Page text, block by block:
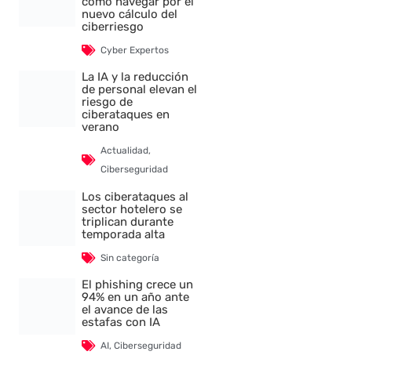
nuevo cálculo del
ciberriesgo
Cyber Expertos
La IA y la reducción
de personal elevan el
riesgo de
ciberataques en
verano
Actualidad,
Ciberseguridad
Los ciberataques al
sector hotelero se
triplican durante
temporada alta
Sin categoría
El phishing crece un
94% en un año ante
el avance de las
estafas con IA
AI,Ciberseguridad